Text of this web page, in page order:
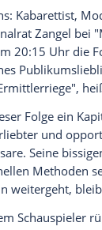
den
das Team
Christoph
Januar zeigt
den